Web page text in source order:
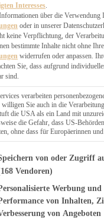
Interesses
über die Verwendung
oder in unserer
keine Verpflichtung, der
bestimmte Inhalte nicht ohne
widerrufen oder anpassen.
Sie, dass aufgrund
sind.
verarbeiten
willigen Sie auch in die
die USA als ein Land mit
die Gefahr, dass US-
ohne dass für Europäerinnen
finden Sie eine Liste
von oder Zugriff
Vendoren)
Werbung
von Inhalten,
von Angeboten